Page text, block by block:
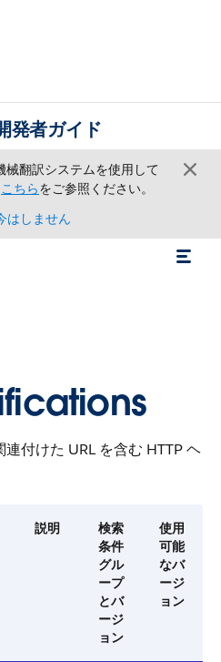
発者ガイド
翻訳システムを使用して
こちらをご参照ください。
はしません
付けた URL を含む HTTP ヘ
説明
検索
条件
グル
ープ
とバ
ージ
ョン
使用
可能
なバ
ージ
ョン